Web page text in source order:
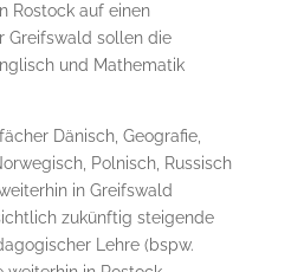
Rostock auf einen
Greifswald sollen die
und Mathematik
Dänisch, Geografie,
Polnisch, Russisch
in Greifswald
zukünftig steigende
Lehre (bspw.